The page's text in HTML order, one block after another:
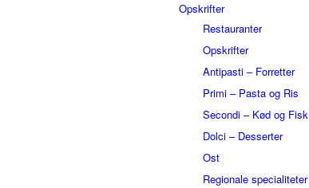
Opskrifter
Restauranter
Opskrifter
Antipasti – Forretter
Primi – Pasta og Ris
Secondi – Kød og Fisk
Dolci – Desserter
Ost
Regionale specialiteter